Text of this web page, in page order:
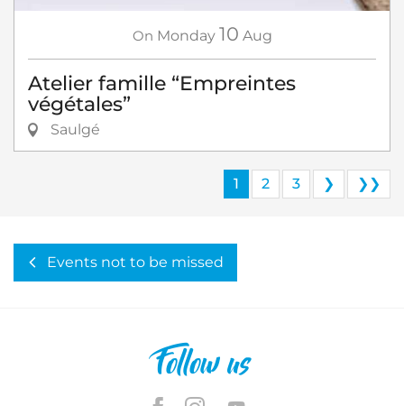
On Monday 10 Aug
Atelier famille “Empreintes
végétales”
Saulgé
1 2 3 ❯ ❯❯
Events not to be missed
Follow us